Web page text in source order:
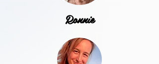
Ronnie